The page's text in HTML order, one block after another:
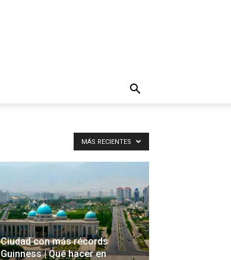
MÁS RECIENTES
Ciudad con más récords
Guinness | Qué hacer en